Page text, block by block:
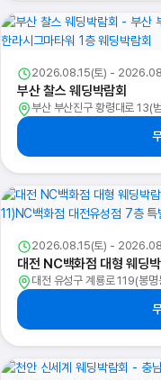
2026.08.15(토) -
부산 찰스 웨딩박람회
부산 부산진구 황령대로
2026.08.15(토) -
대전 NC백화점 대형 웨딩박
대전 유성구 계룡로 119(봉